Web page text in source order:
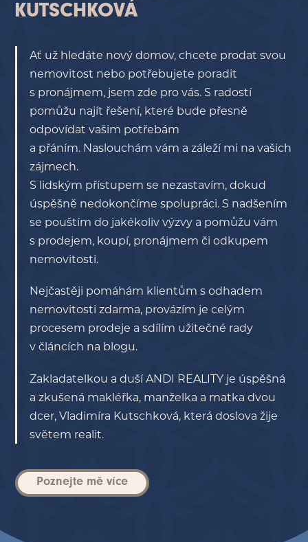
KUTSCHKOVÁ
Ať už hledáte nový domov, chcete prodat svou
nemovitost nebo potřebujete poradit
s pronájmem, jsem zde pro vás. S radostí
pomůžu najít řešení, které bude přesně
odpovídat vašim potřebám
a přáním. Naslouchám vám a záleží mi na vašich
zájmech.
S lidským přístupem se nezastavím, dokud
úspěšně nedokončíme spolupráci. S nadšením
se pouštím do jakékoliv výzvy a pomůžu vám
s prodejem, koupí, pronájmem či odkupem
nemovitosti.
Nejčastěji pomáhám klientům s odhadem
nemovitosti zdarma, provázím je celým
procesem prodeje a sdílím užitečné rady
v článcích na blogu.
Zakladatelkou a duší ANDI REALITY je úspěšná
a zkušená makléřka, manželka a matka dvou
dcer, Vladimíra Kutschková, která doslova žije
světem realit.
Poznejte mě více